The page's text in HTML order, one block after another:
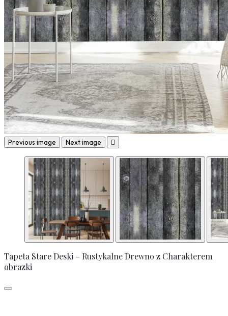
Previous image Next image 
Tapeta Stare Deski – Rustykalne Drewno z Charakterem
obrazki